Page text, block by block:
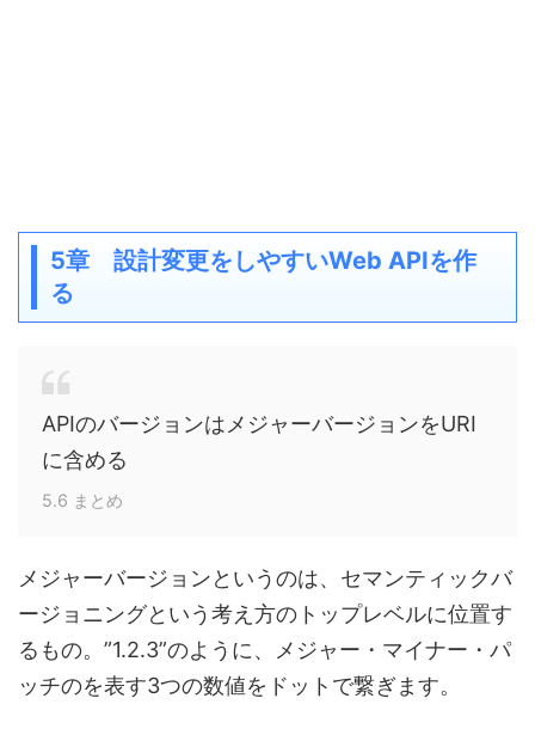
5章 設計変更をしやすいWeb APIを作
る
APIのバージョンはメジャーバージョンをURI
に含める
5.6 まとめ
メジャーバージョンというのは、セマンティックバ
ージョニングという考え方のトップレベルに位置す
るもの。”1.2.3”のように、メジャー・マイナー・パ
ッチのを表す3つの数値をドットで繋ぎます。